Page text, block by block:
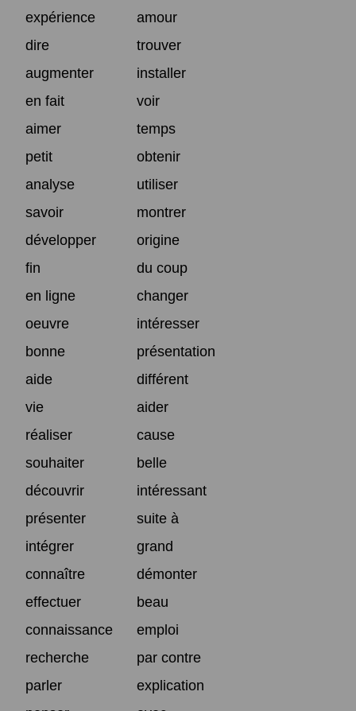
expérience
amour
dire
trouver
augmenter
installer
en fait
voir
aimer
temps
petit
obtenir
analyse
utiliser
savoir
montrer
développer
origine
fin
du coup
en ligne
changer
oeuvre
intéresser
bonne
présentation
aide
différent
vie
aider
réaliser
cause
souhaiter
belle
découvrir
intéressant
présenter
suite à
intégrer
grand
connaître
démonter
effectuer
beau
connaissance
emploi
recherche
par contre
parler
explication